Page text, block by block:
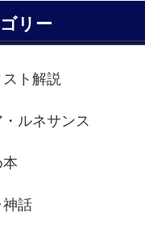
リー
ト解説
ルネサンス
神話